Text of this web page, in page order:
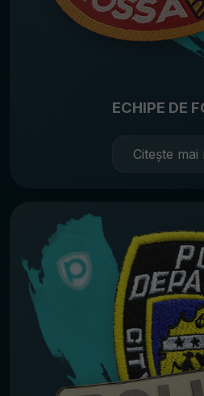
ECHIPE DE
Citește mai